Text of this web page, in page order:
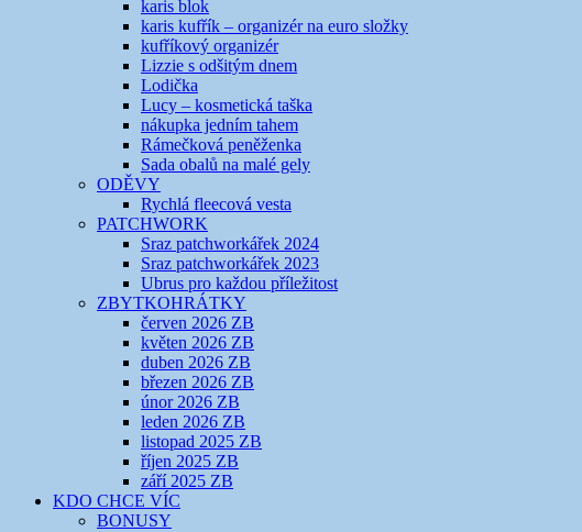
karis blok
karis kufřík – organizér na euro složky
kufříkový organizér
Lizzie s odšitým dnem
Lodička
Lucy – kosmetická taška
nákupka jedním tahem
Rámečková peněženka
Sada obalů na malé gely
ODĚVY
Rychlá fleecová vesta
PATCHWORK
Sraz patchworkářek 2024
Sraz patchworkářek 2023
Ubrus pro každou příležitost
ZBYTKOHRÁTKY
červen 2026 ZB
květen 2026 ZB
duben 2026 ZB
březen 2026 ZB
únor 2026 ZB
leden 2026 ZB
listopad 2025 ZB
říjen 2025 ZB
září 2025 ZB
KDO CHCE VÍC
BONUSY